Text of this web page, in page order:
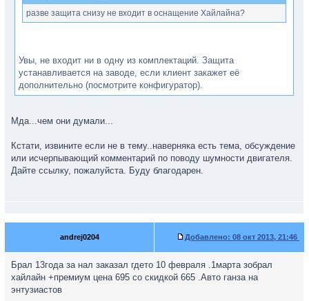
разве защита снизу не входит в оснащение Хайлайна?
Увы, не входит ни в одну из комплектаций. Защита
устанавливается на заводе, если клиент закажет её
дополнительно (посмотрите конфигуратор).
Мда...чем они думали...
Кстати, извините если не в тему..наверняка есть тема, обсуждение
или исчерпывающий комментарий по поводу шумности двигателя.
Дайте ссылку, пожалуйста. Буду благодарен.
andrej0204 Добавлено: 08 окт 2013, 21:46
Брал 13года за нал заказал гдето 10 февраля .1марта зобрал
хайлайн +премиум цена 695 со скидкой 665 .Авто ганза на
энтузиастов